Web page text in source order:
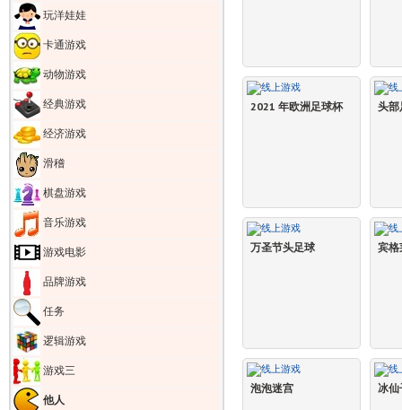
玩洋娃娃
卡通游戏
动物游戏
经典游戏
经济游戏
滑稽
棋盘游戏
音乐游戏
游戏电影
品牌游戏
任务
逻辑游戏
游戏三
他人
2021 年欧洲足球杯 头
万圣节头足球 宾格
泡泡迷宫 冰仙